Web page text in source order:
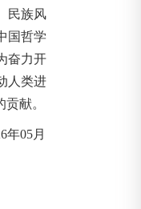
民族风
国哲学
奋力开
人类进
献。
年05月